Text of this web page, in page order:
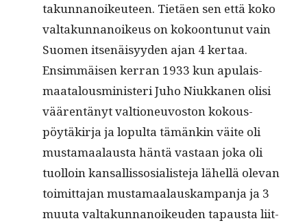
takun­nanoikeu­teen. Tietäen sen että koko
val­takun­nanoikeus on kokoon­tunut vain
Suomen itsenäisyy­den ajan 4 ker­taa.
Ensim­mäisen ker­ran 1933 kun apu­lais­
maat­alous­min­is­teri Juho Niukka­nen olisi
väären­tänyt val­tioneu­vos­ton kok­ous­
pöytäkir­ja ja lop­ul­ta tämänkin väite oli
mus­ta­maalaus­ta hän­tä vas­taan joka oli
tuol­loin kansal­lis­sosial­is­te­ja lähel­lä ole­van
toimit­ta­jan mus­ta­maalauskam­pan­ja ja 3
muu­ta val­takun­nanoikeu­den tapaus­ta liit­